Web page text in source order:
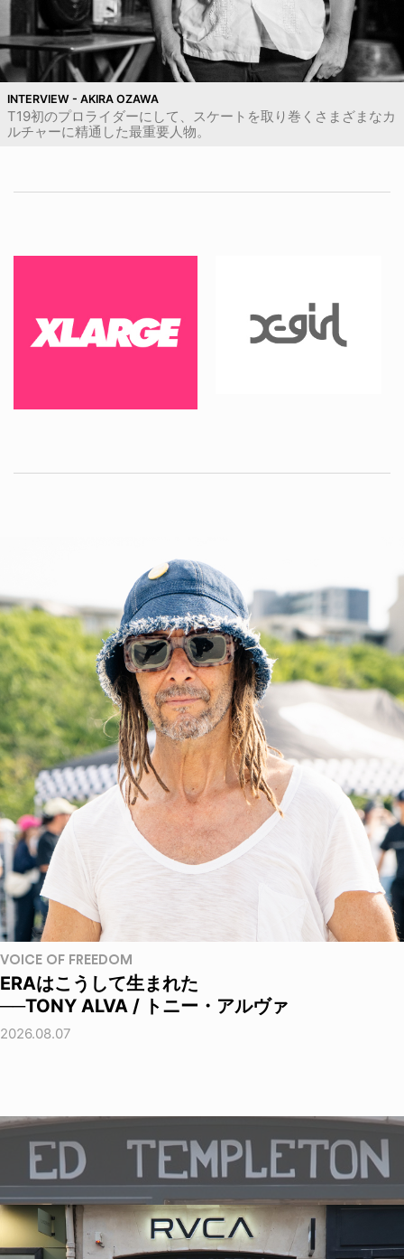
INTERVIEW - AKIRA OZAWA
T19初のプロライダーにして、スケートを取り巻くさまざまなカ
ルチャーに精通した最重要人物。
VOICE OF FREEDOM
ERAはこうして生まれた
──TONY ALVA / トニー・アルヴァ
2026.08.07